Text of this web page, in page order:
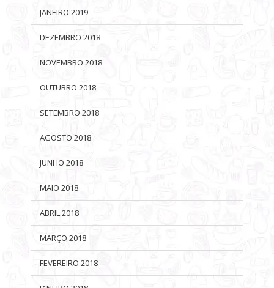
JANEIRO 2019
DEZEMBRO 2018
NOVEMBRO 2018
OUTUBRO 2018
SETEMBRO 2018
AGOSTO 2018
JUNHO 2018
MAIO 2018
ABRIL 2018
MARÇO 2018
FEVEREIRO 2018